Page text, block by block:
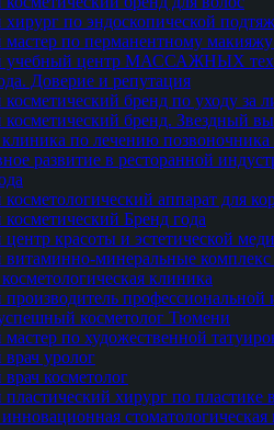
по эндоскопической
по перманентному
учебный центр МАССАЖНЫХ
Доверие и репутация
бренд по уходу за
бренд. Звездный
по лечению позвоночника
развитие в ресторанной
аппарат для
Бренд года
красоты и эстетической
минеральные
клиника
косметолог Тюмени
по художественной
уролог
косметолог
хирург по пластике
стоматологическая